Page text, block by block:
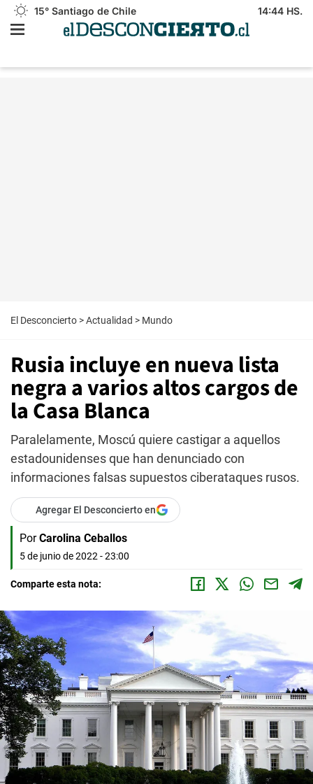
15° Santiago de Chile 14:44 HS.
El Desconcierto >Actualidad > Mundo
Rusia incluye en nueva lista
negra a varios altos cargos de
la Casa Blanca
Paralelamente, Moscú quiere castigar a aquellos
estadounidenses que han denunciado con
informaciones falsas supuestos ciberataques rusos.
Agregar El Desconcierto en
Por Carolina Ceballos
5 de junio de 2022 - 23:00
Comparte esta nota: